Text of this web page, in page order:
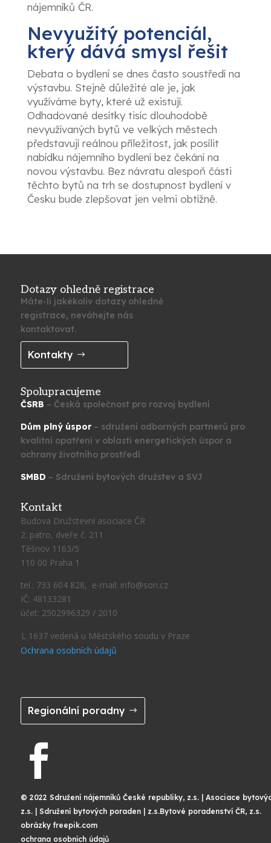
nájemníků ČR.
Nevyužitý potenciál,
který dává smysl řešit
Debata o bydlení se dnes často soustředí na
výstavbu. Stejně důležité ale je, jak
využíváme byty, které už existují.
Odhadované desítky tisíc dlouhodobě
nevyužívaných bytů ve velkých městech
představují reálnou příležitost, jak posílit
nabídku nájemního bydlení bez čekání na
novou výstavbu. Bez návratu alespoň části
těchto bytů na trh se dostupnost bydlení v
Česku bude zlepšovat jen velmi obtížně.
Dotazy ohledně registrace
Máte-li jakékoliv dotazy ohledně
registrace, neváhejte nás
kontaktovat.
Kontakty
Spolupracujeme
ČSRB – Česká společnost pro rozvoj bydlení
Dům plný úspor– sdružení odborných partnerů pro
kvalitní opatření v oblasti energetických úspor a
ochrany životního prostředí
SMBD – Sdružení bytových družstev a SVJ
Kontakt
Budova Družstevní asociace ČR
2. patro, dveře č. 211
Těšnov 1163/5
110 00 Praha 1
tel.: 733 604 828, e-mail: info@son.cz
IČ: 48133281
účet: 2502996329 / 2010
L 1637 vedená u Městského soudu v Praze
Ochrana osobních údajů
Regionální poradny

© 2022 Sdružení nájemníků České republiky, z.s. | Asociace
z.s. | Sdružení bytových poraden | z.s.Bytové poradenství ČR, z.s.
obrázky freepik.com
ochrana osobních údajů